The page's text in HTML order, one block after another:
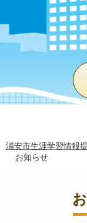
浦安市生涯学習情報
お知らせ